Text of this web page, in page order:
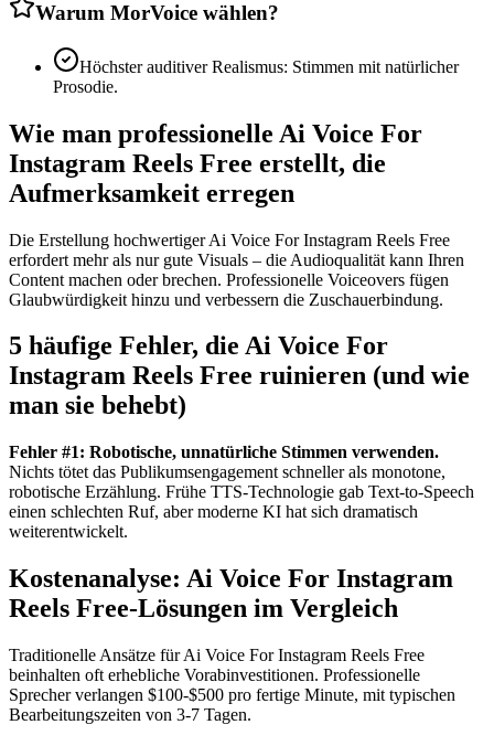
Warum MorVoice wählen?
Höchster auditiver Realismus: Stimmen mit natürlicher
Prosodie.
Wie man professionelle Ai Voice For
Instagram Reels Free erstellt, die
Aufmerksamkeit erregen
Die Erstellung hochwertiger Ai Voice For Instagram Reels Free
erfordert mehr als nur gute Visuals – die Audioqualität kann Ihren
Content machen oder brechen. Professionelle Voiceovers fügen
Glaubwürdigkeit hinzu und verbessern die Zuschauerbindung.
5 häufige Fehler, die Ai Voice For
Instagram Reels Free ruinieren (und wie
man sie behebt)
Fehler #1: Robotische, unnatürliche Stimmen verwenden.
Nichts tötet das Publikumsengagement schneller als monotone,
robotische Erzählung. Frühe TTS-Technologie gab Text-to-Speech
einen schlechten Ruf, aber moderne KI hat sich dramatisch
weiterentwickelt.
Kostenanalyse: Ai Voice For Instagram
Reels Free-Lösungen im Vergleich
Traditionelle Ansätze für Ai Voice For Instagram Reels Free
beinhalten oft erhebliche Vorabinvestitionen. Professionelle
Sprecher verlangen $100-$500 pro fertige Minute, mit typischen
Bearbeitungszeiten von 3-7 Tagen.